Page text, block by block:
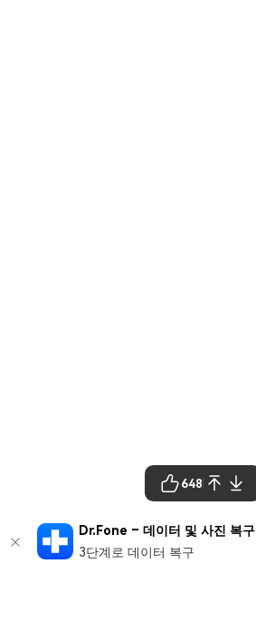
648
Dr.Fone – 데이터 및 사진 복구
3단계로 데이터 복구